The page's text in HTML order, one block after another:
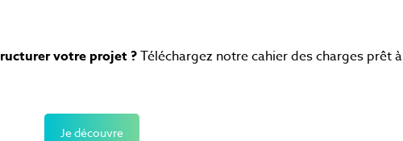
votre projet ?Téléchargez notre cahier des charges prêt à
Je découvre